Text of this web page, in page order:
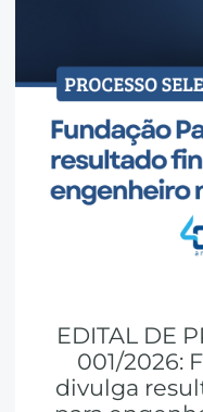
EDITAL DE
001/2026:
divulga